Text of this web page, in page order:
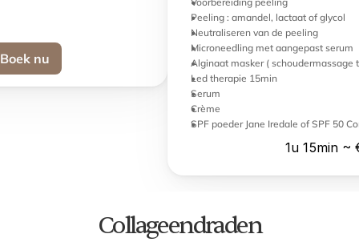
Boek nu
Peeling : amandel, lactaat of glycol
Neutraliseren van de peeling
Microneedling met aangepast serum
Alginaat masker ( schoudermassage
Led therapie 15min
Serum
Crème
SPF poeder Jane Iredale of SPF 50
1u 15min ~
Collageendraden